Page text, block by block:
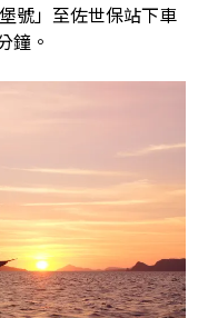
號」至佐世保站下車
鐘。